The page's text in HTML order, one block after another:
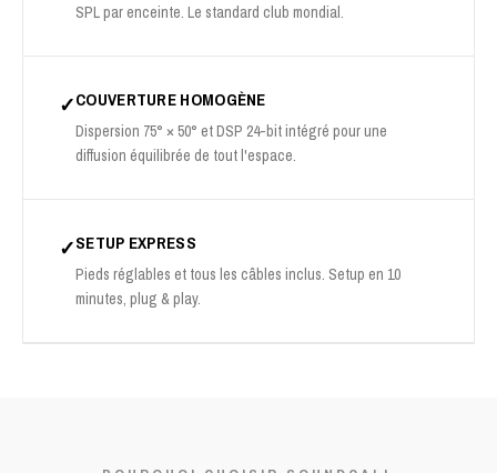
SPL par enceinte. Le standard club mondial.
✓COUVERTURE HOMOGÈNE
Dispersion 75° × 50° et DSP 24-bit intégré pour une
diffusion équilibrée de tout l'espace.
✓SETUP EXPRESS
Pieds réglables et tous les câbles inclus. Setup en 10
minutes, plug & play.